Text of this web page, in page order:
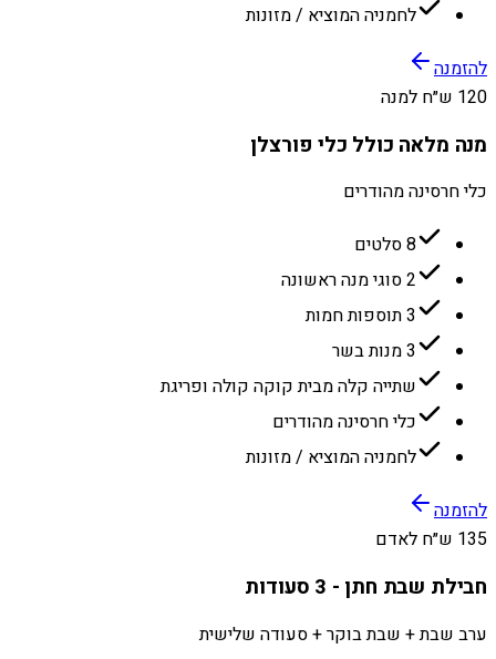
לחמניה המוציא / מזונות
להזמנה
120 ש״ח למנה
מנה מלאה כולל כלי פורצלן
כלי חרסינה מהודרים
8 סלטים
2 סוגי מנה ראשונה
3 תוספות חמות
3 מנות בשר
שתייה קלה מבית קוקה קולה ופריגת
כלי חרסינה מהודרים
לחמניה המוציא / מזונות
להזמנה
135 ש״ח לאדם
חבילת שבת חתן - 3 סעודות
ערב שבת + שבת בוקר + סעודה שלישית